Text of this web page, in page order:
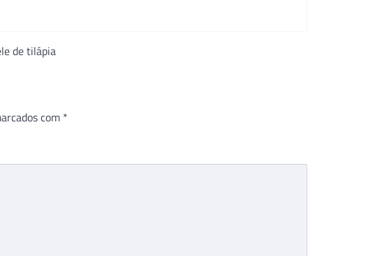
de tilápia
com *